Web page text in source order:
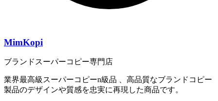
MimKopi
ブランドスーパーコピー専門店
業界最高級スーパーコピーn級品 、高品質なブランドコピー
製品のデザインや質感を忠実に再現した商品です。